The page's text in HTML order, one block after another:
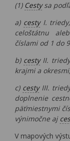
(1) Cestysa
a) cestyI.
celoštátnu
číslami od 1 do
b) cestyII.
krajmi a
c) cestyIII.
doplnenie
päťmiestnymi
výnimočne aj
V mapových